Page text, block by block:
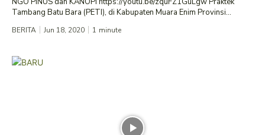
Tambang Batu Bara (PETI), di Kabupaten Muara Enim Provinsi...
BERITA Jun 18, 2020 1 minute